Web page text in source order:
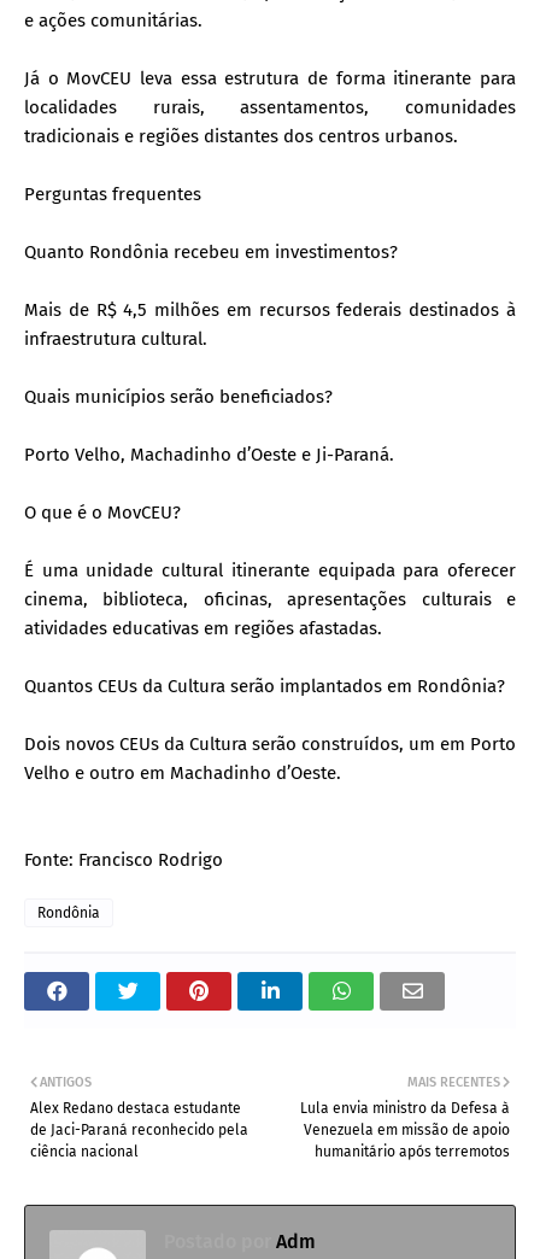
e ações comunitárias.
Já o MovCEU leva essa estrutura de forma itinerante para
localidades rurais, assentamentos, comunidades
tradicionais e regiões distantes dos centros urbanos.
Perguntas frequentes
Quanto Rondônia recebeu em investimentos?
Mais de R$ 4,5 milhões em recursos federais destinados à
infraestrutura cultural.
Quais municípios serão beneficiados?
Porto Velho, Machadinho d’Oeste e Ji-Paraná.
O que é o MovCEU?
É uma unidade cultural itinerante equipada para oferecer
cinema, biblioteca, oficinas, apresentações culturais e
atividades educativas em regiões afastadas.
Quantos CEUs da Cultura serão implantados em Rondônia?
Dois novos CEUs da Cultura serão construídos, um em Porto
Velho e outro em Machadinho d’Oeste.
Fonte: Francisco Rodrigo
Rondônia
MAIS RECENTES
Lula envia ministro da Defesa à
Venezuela em missão de apoio
humanitário após terremotos
ANTIGOS
Alex Redano destaca estudante
de Jaci-Paraná reconhecido pela
ciência nacional
Adm